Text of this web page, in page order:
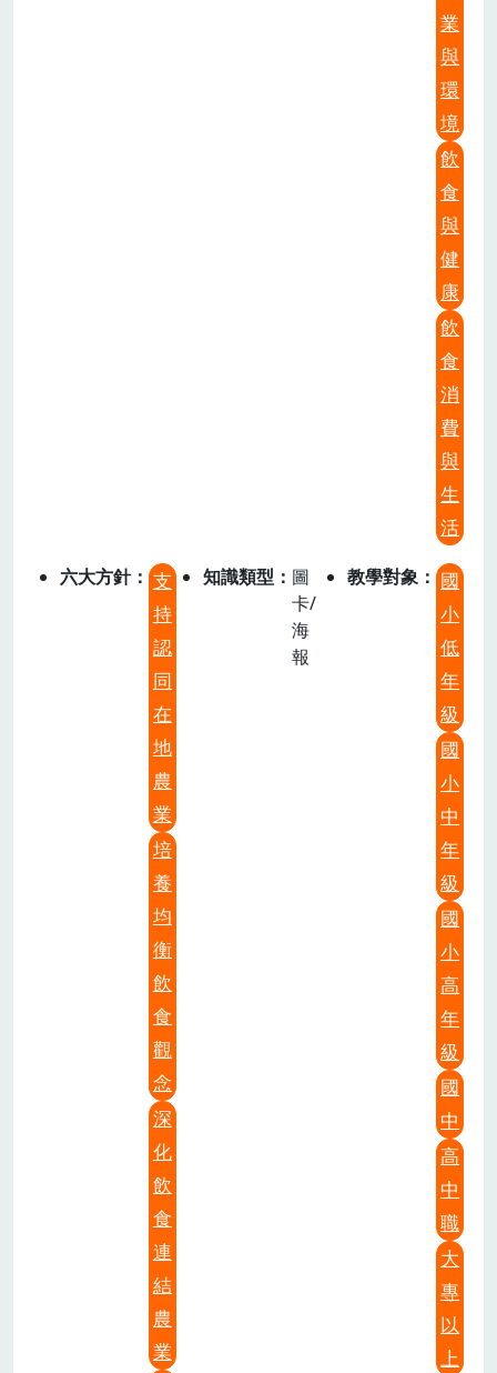
業
與
環
境
飲
食
與
健
康
飲
食
消
費
與
生
活
六大方針
支
持
認
同
在
地
農
業
培
養
均
衡
飲
食
觀
念
深
化
飲
食
連
結
農
業
知識類型
圖
卡/
海
報
教學對象
國
小
低
年
級
國
小
中
年
級
國
小
高
年
級
國
中
高
中
職
大
專
以
上